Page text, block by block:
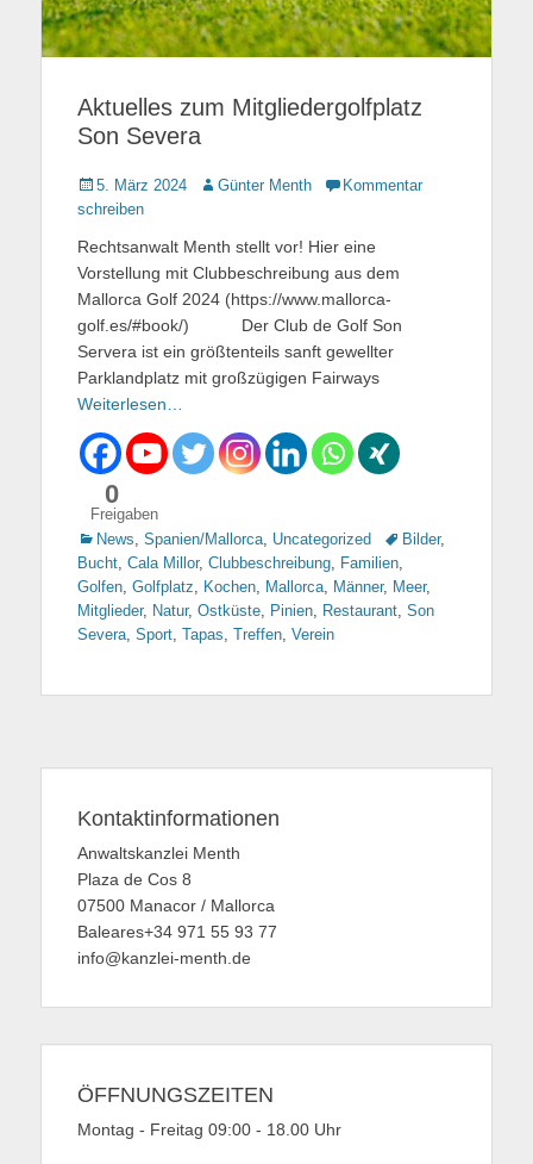
Aktuelles zum Mitgliedergolfplatz
Son Severa
Gepostet
am
5. März 2024 AutorGünter Menth
Kommentar
schreiben
Rechtsanwalt Menth stellt vor! Hier eine
Vorstellung mit Clubbeschreibung aus dem
Mallorca Golf 2024 (https://www.mallorca-
golf.es/#book/) Der Club de Golf Son
Servera ist ein größtenteils sanft gewellter
Parklandplatz mit großzügigen Fairways
Weiterlesen…
0
Freigaben
Kategorien
News, Spanien/Mallorca, Uncategorized TagsBilder,
Bucht, Cala Millor, Clubbeschreibung, Familien,
Golfen, Golfplatz, Kochen, Mallorca, Männer, Meer,
Mitglieder, Natur, Ostküste, Pinien, Restaurant, Son
Severa, Sport, Tapas, Treffen, Verein
Kontaktinformationen
Anwaltskanzlei Menth
Plaza de Cos 8
07500 Manacor / Mallorca
Baleares+34 971 55 93 77
info@kanzlei-menth.de
ÖFFNUNGSZEITEN
Montag - Freitag 09:00 - 18.00 Uhr